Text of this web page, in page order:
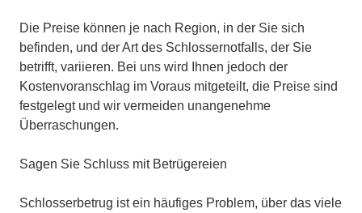
Die Preise können je nach Region, in der Sie sich
befinden, und der Art des Schlossernotfalls, der Sie
betrifft, variieren. Bei uns wird Ihnen jedoch der
Kostenvoranschlag im Voraus mitgeteilt, die Preise sind
festgelegt und wir vermeiden unangenehme
Überraschungen.
Sagen Sie Schluss mit Betrügereien
Schlosserbetrug ist ein häufiges Problem, über das viele